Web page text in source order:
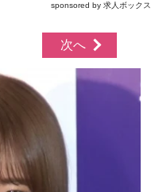
sponsored by 求人ボックス
次へ